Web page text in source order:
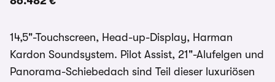
14,5"-Touchscreen, Head-up-Display, Harman
Kardon Soundsystem. Pilot Assist, 21"-Alufelgen und
Panorama-Schiebedach sind Teil dieser luxuriösen